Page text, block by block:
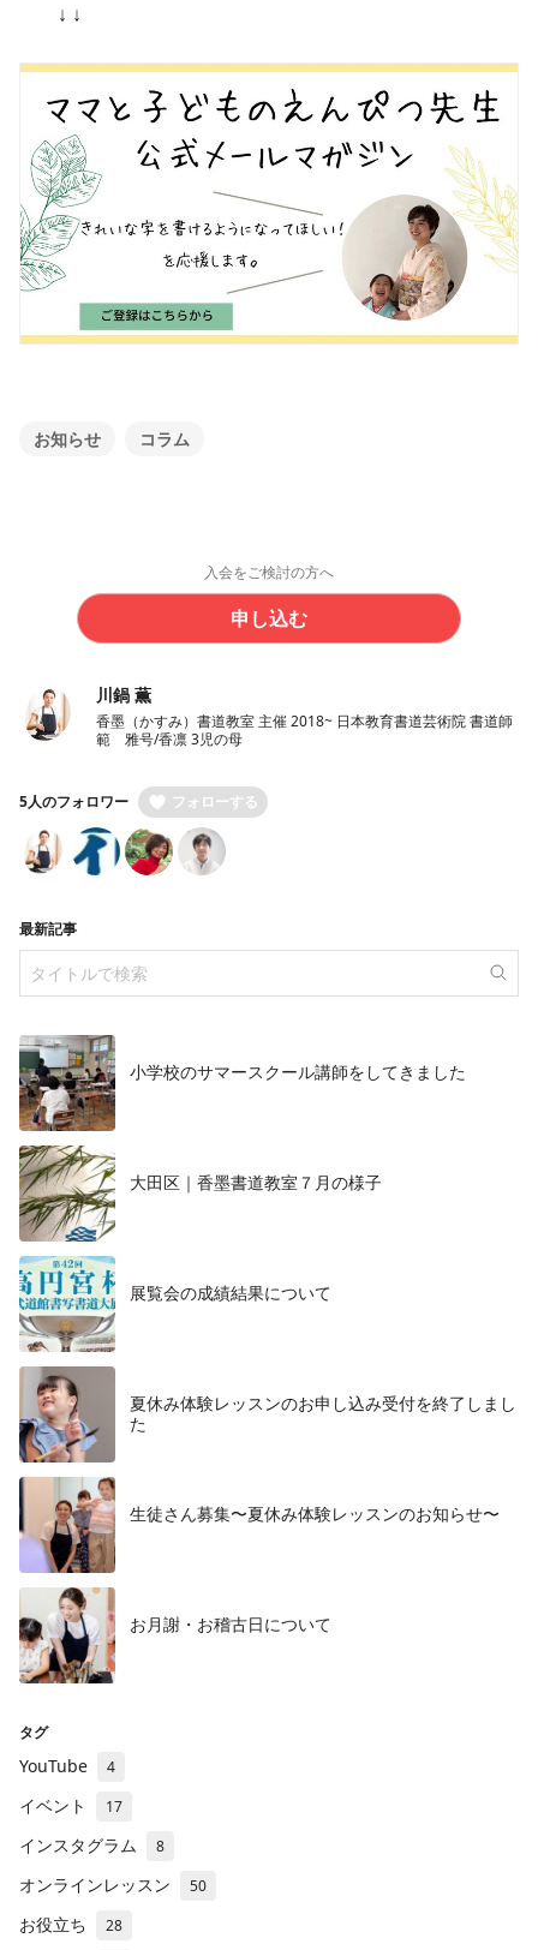
↓ ↓
お知らせ コラム
入会をご検討の方へ
申し込む
川鍋 薫
香墨（かすみ）書道教室 主催 2018~ 日本教育書道芸術院 書道師
範 雅号/香凛 3児の母
5人のフォロワー フォローする
最新記事
小学校のサマースクール講師をしてきました
大田区｜香墨書道教室７月の様子
展覧会の成績結果について
夏休み体験レッスンのお申し込み受付を終了しまし
た
生徒さん募集〜夏休み体験レッスンのお知らせ〜
お月謝・お稽古日について
タグ
YouTube 4
イベント 17
インスタグラム 8
オンラインレッスン 50
お役立ち 28